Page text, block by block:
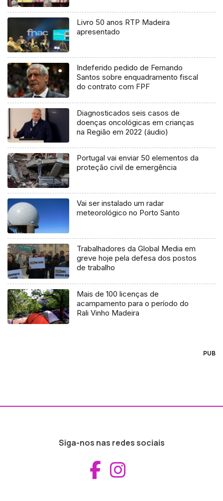
Livro 50 anos RTP Madeira
apresentado
Indeferido pedido de Fernando
Santos sobre enquadramento fiscal
do contrato com FPF
Diagnosticados seis casos de
doenças oncológicas em crianças
na Região em 2022 (áudio)
Portugal vai enviar 50 elementos da
proteção civil de emergência
Vai ser instalado um radar
meteorológico no Porto Santo
Trabalhadores da Global Media em
greve hoje pela defesa dos postos
de trabalho
Mais de 100 licenças de
acampamento para o período do
Rali Vinho Madeira
PUB
Siga-nos nas redes sociais
Aceder ao